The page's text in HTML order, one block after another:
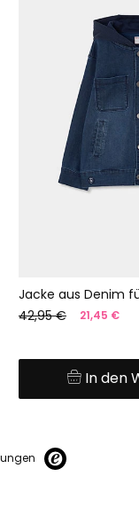
Jacke aus Denim
42,95 €
21,45 €
In den